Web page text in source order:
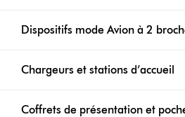
Dispositifs mode Avion à 2
Chargeurs et stations d’accueil
Coffrets de présentation et